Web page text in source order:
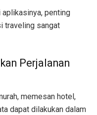
penting
traveling sangat
Perjalanan
memesan hotel,
dapat dilakukan dalam